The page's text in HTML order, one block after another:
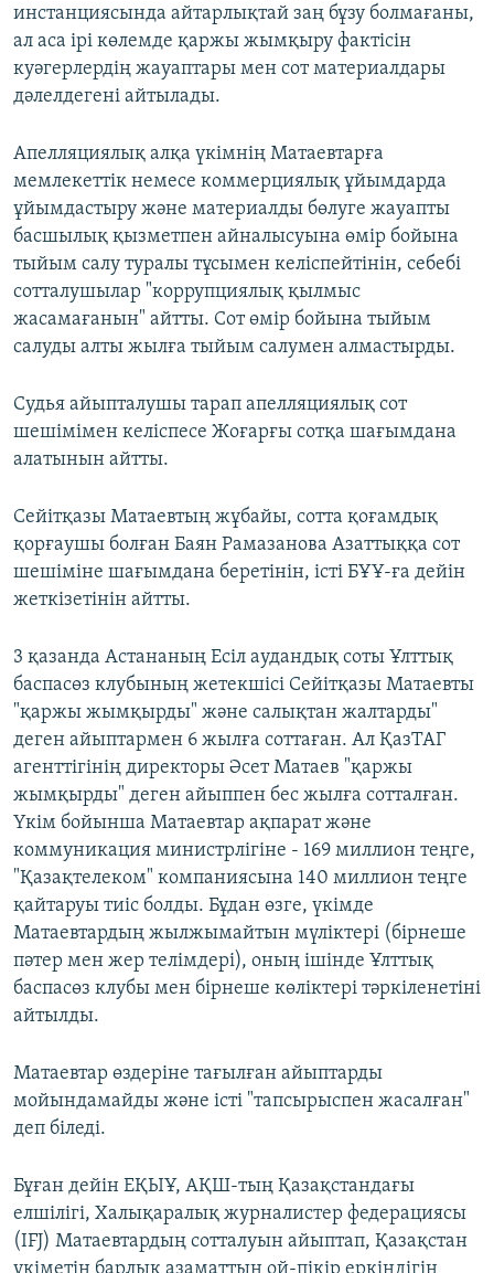
инстанциясында айтарлықтай заң бұзу болмағаны,
ал аса ірі көлемде қаржы жымқыру фактісін
куәгерлердің жауаптары мен сот материалдары
дәлелдегені айтылады.
Апелляциялық алқа үкімнің Матаевтарға
мемлекеттік немесе коммерциялық ұйымдарда
ұйымдастыру және материалды бөлуге жауапты
басшылық қызметпен айналысуына өмір бойына
тыйым салу туралы тұсымен келіспейтінін, себебі
сотталушылар "коррупциялық қылмыс
жасамағанын" айтты. Сот өмір бойына тыйым
салуды алты жылға тыйым салумен алмастырды.
Судья айыпталушы тарап апелляциялық сот
шешімімен келіспесе Жоғарғы сотқа шағымдана
алатынын айтты.
Сейітқазы Матаевтың жұбайы, сотта қоғамдық
қорғаушы болған Баян Рамазанова Азаттыққа сот
шешіміне шағымдана беретінін, істі БҰҰ-ға дейін
жеткізетінін айтты.
3 қазанда Астананың Есіл аудандық соты Ұлттық
баспасөз клубының жетекшісі Сейітқазы Матаевты
"қаржы жымқырды" және салықтан жалтарды"
деген айыптармен 6 жылға соттаған. Ал ҚазТАГ
агенттігінің директоры Әсет Матаев "қаржы
жымқырды" деген айыппен бес жылға сотталған.
Үкім бойынша Матаевтар ақпарат және
коммуникация министрлігіне - 169 миллион теңге,
"Қазақтелеком" компаниясына 140 миллион теңге
қайтаруы тиіс болды. Бұдан өзге, үкімде
Матаевтардың жылжымайтын мүліктері (бірнеше
пәтер мен жер телімдері), оның ішінде Ұлттық
баспасөз клубы мен бірнеше көліктері тәркіленетіні
айтылды.
Матаевтар өздеріне тағылған айыптарды
мойындамайды және істі "тапсырыспен жасалған"
деп біледі.
Бұған дейін ЕҚЫҰ, АҚШ-тың Қазақстандағы
елшілігі, Халықаралық журналистер федерациясы
(IFJ) Матаевтардың сотталуын айыптап, Қазақстан